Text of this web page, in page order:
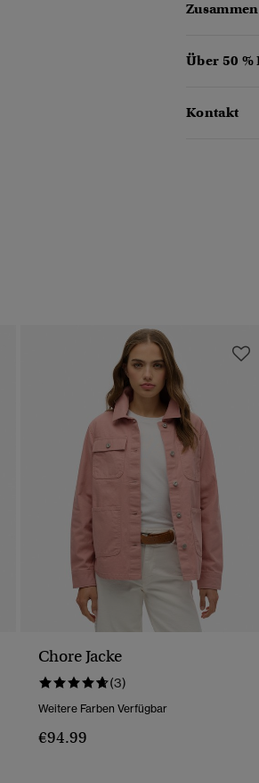
Über 50
Kontakt
Chore Jacke
(3)
Weitere Farben Verfügbar
€94.99